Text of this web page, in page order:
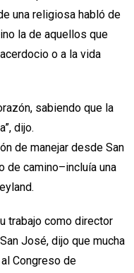
una religiosa habló de
la de aquellos que
o a la vida
sabiendo que la
dijo.
de manejar desde San
de camino–incluía una
trabajo como director
José, dijo que mucha
Congreso de